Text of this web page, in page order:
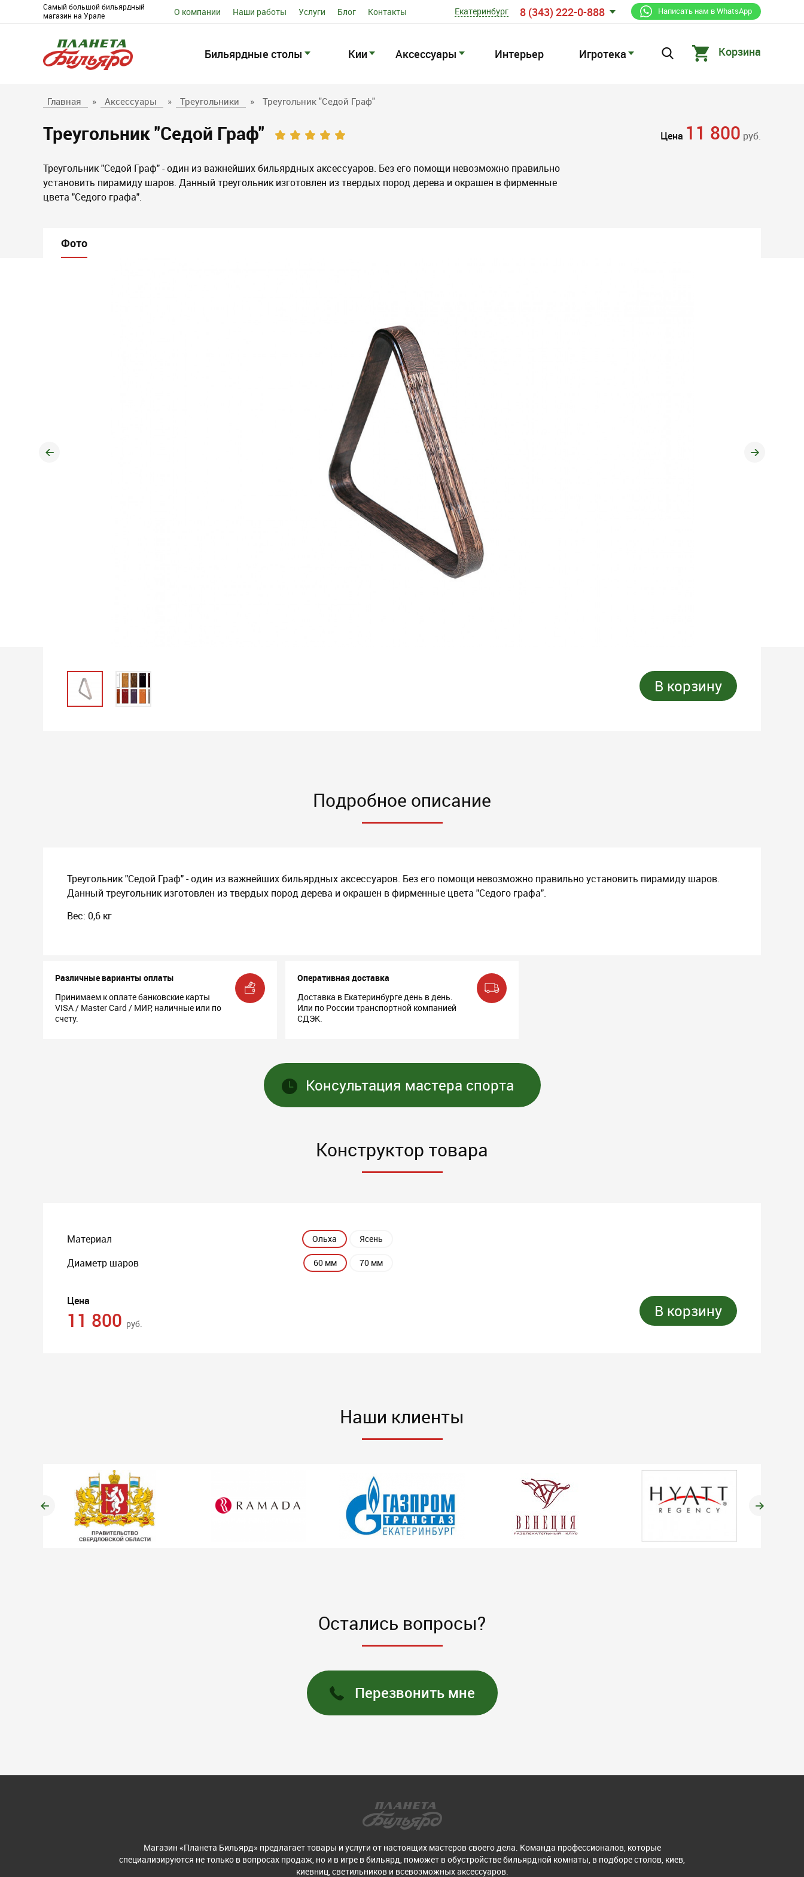
Самый большой бильярдный
магазин на Урале
Написать нам в WhatsApp
О компании Наши работы Услуги Блог Контакты Екатеринбург 8 (343) 222-0-888
Бильярдные столы Кии Аксессуары Интерьер Игротека Корзина
Главная » Аксессуары » Треугольники » Треугольник "Седой Граф"
Треугольник "Седой Граф" Цена 11 800 руб.
Треугольник "Седой Граф" - один из важнейших бильярдных аксессуаров. Без его помощи невозможно правильно
установить пирамиду шаров. Данный треугольник изготовлен из твердых пород дерева и окрашен в фирменные
цвета "Седого графа".
Фото
В корзину
Подробное описание
Треугольник "Седой Граф" - один из важнейших бильярдных аксессуаров. Без его помощи невозможно правильно установить пирамиду шаров.
Данный треугольник изготовлен из твердых пород дерева и окрашен в фирменные цвета "Седого графа".
Вес: 0,6 кг
Различные варианты оплаты
Принимаем к оплате банковские карты
VISA / Master Card / МИР, наличные или по
счету.
Оперативная доставка
Доставка в Екатеринбурге день в день.
Или по России транспортной компанией
СДЭК.
Консультация мастера спорта
Конструктор товара
Материал Ольха Ясень
Диаметр шаров 60 мм 70 мм
Цена
11 800 руб.
В корзину
Наши клиенты
Остались вопросы?
Перезвонить мне
Магазин «Планета Бильярд» предлагает товары и услуги от настоящих мастеров своего дела. Команда профессионалов, которые
специализируются не только в вопросах продаж, но и в игре в бильярд, поможет в обустройстве бильярдной комнаты, в подборе столов, киев,
киевниц, светильников и всевозможных аксессуаров.